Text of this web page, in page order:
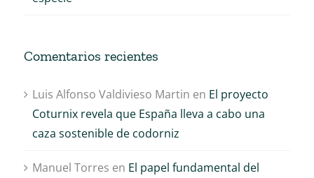
Comentarios recientes
Luis Alfonso Valdivieso Martin en El proyecto
Coturnix revela que España lleva a cabo una
caza sostenible de codorniz
Manuel Torres en El papel fundamental del